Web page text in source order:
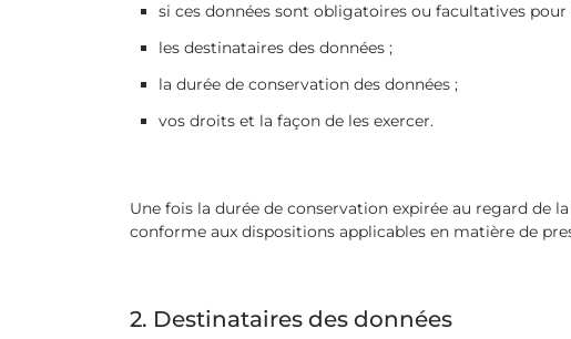
si ces données sont obligatoires ou facultatives
les destinataires des données ;
la durée de conservation des données ;
vos droits et la façon de les exercer.
Une fois la durée de conservation expirée au regard de
conforme aux dispositions applicables en matière de
2. Destinataires des données